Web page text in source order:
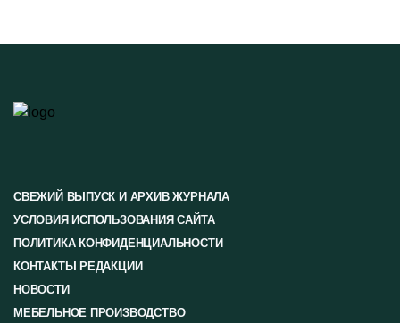
СВЕЖИЙ ВЫПУСК И АРХИВ ЖУРНАЛА
УСЛОВИЯ ИСПОЛЬЗОВАНИЯ САЙТА
ПОЛИТИКА КОНФИДЕНЦИАЛЬНОСТИ
КОНТАКТЫ РЕДАКЦИИ
НОВОСТИ
МЕБЕЛЬНОЕ ПРОИЗВОДСТВО